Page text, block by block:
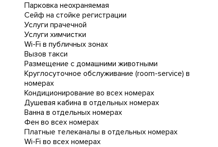
Парковка неохраняемая
Сейф на стойке регистрации
Услуги прачечной
Услуги химчистки
Wi-Fi в публичных зонах
Вызов такси
Размещение с домашними животными
Круглосуточное обслуживание (room-service) в
номерах
Кондиционирование во всех номерах
Душевая кабина в отдельных номерах
Ванна в отдельных номерах
Фен во всех номерах
Платные телеканалы в отдельных номерах
Wi-Fi во всех номерах